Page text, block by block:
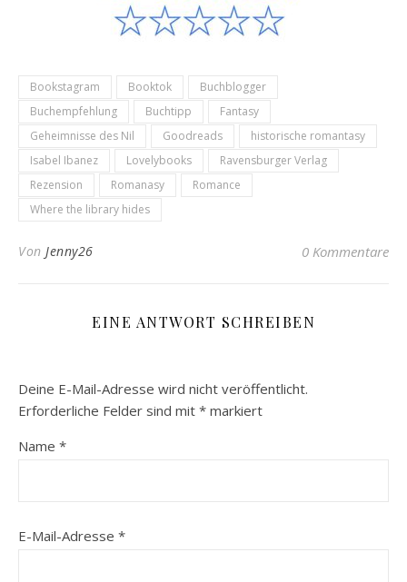
Bookstagram Booktok
Buchblogger
Buchempfehlung
Buchtipp
Fantasy
Geheimnisse des Nil
Goodreads
historische romantasy
Isabel Ibanez
Lovelybooks
Ravensburger Verlag
Rezension
Romanasy
Romance
Where the library hides
Von Jenny26 0 Kommentare
EINE ANTWORT SCHREIBEN
Deine E-Mail-Adresse wird nicht veröffentlicht.
Erforderliche Felder sind mit * markiert
Name *
E-Mail-Adresse *